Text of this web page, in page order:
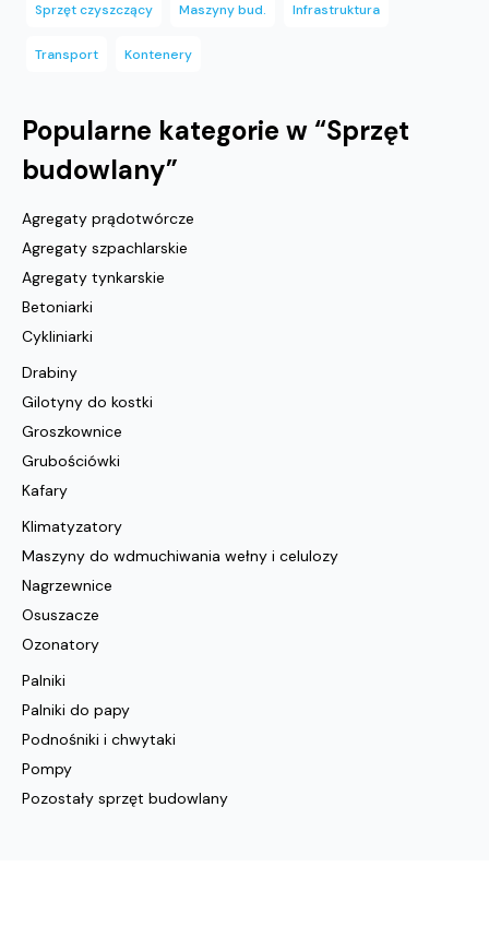
Sprzęt czyszczący Maszyny bud. Infrastruktura
Transport Kontenery
Popularne kategorie w “Sprzęt
budowlany”
Agregaty prądotwórcze
Agregaty szpachlarskie
Agregaty tynkarskie
Betoniarki
Cykliniarki
Drabiny
Gilotyny do kostki
Groszkownice
Grubościówki
Kafary
Klimatyzatory
Maszyny do wdmuchiwania wełny i celulozy
Nagrzewnice
Osuszacze
Ozonatory
Palniki
Palniki do papy
Podnośniki i chwytaki
Pompy
Pozostały sprzęt budowlany